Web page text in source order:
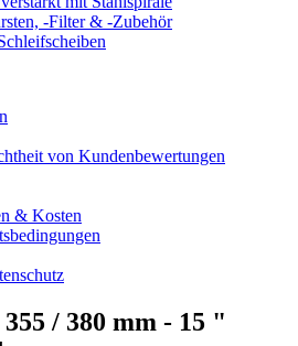
-Filter & -Zubehör
von Kundenbewertungen
& Kosten
/ 380 mm - 15 "